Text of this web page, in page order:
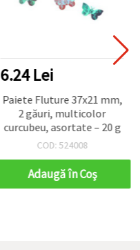
6.24 Lei
Paiete Fluture 37x21 mm,
2 găuri, multicolor
curcubeu, asortate – 20 g
COD: 524008
Adaugă în Coş